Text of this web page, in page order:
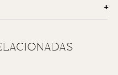
DESCUENTO